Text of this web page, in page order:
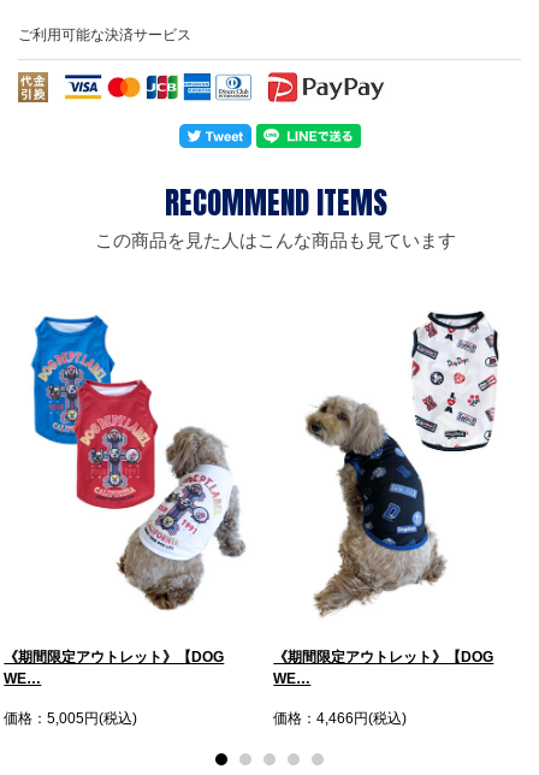
ご利用可能な決済サービス
この商品を見た人はこんな商品も見ています
《期間限定アウトレット》【DOG
WE…
価格：5,005円(税込)
《期間限定アウトレット》【DOG
WE…
価格：4,466円(税込)